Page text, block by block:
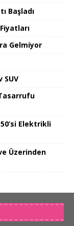
Başladı
Gelmiyor
SUV
Elektrikli
Üzerinden